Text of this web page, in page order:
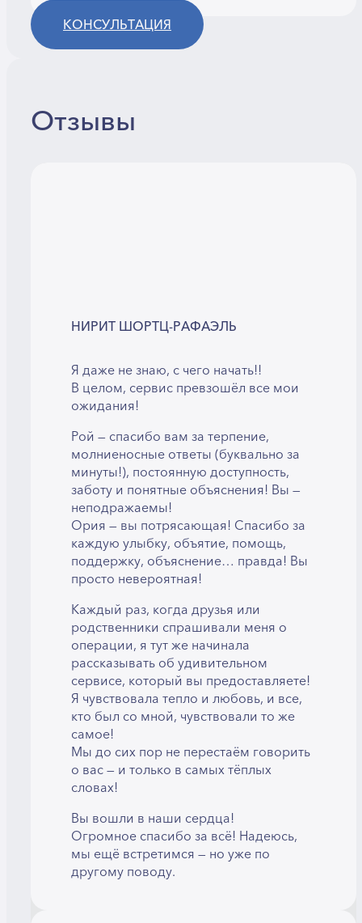
КОНСУЛЬТАЦИЯ
Отзывы
НИРИТ ШОРТЦ-РАФАЭЛЬ
Я даже не знаю, с чего начать!!
В целом, сервис превзошёл все мои
ожидания!
Рой — спасибо вам за терпение,
молниеносные ответы (буквально за
минуты!), постоянную доступность,
заботу и понятные объяснения! Вы —
неподражаемы!
Ория — вы потрясающая! Спасибо за
каждую улыбку, объятие, помощь,
поддержку, объяснение… правда! Вы
просто невероятная!
Каждый раз, когда друзья или
родственники спрашивали меня о
операции, я тут же начинала
рассказывать об удивительном
сервисе, который вы предоставляете!
Я чувствовала тепло и любовь, и все,
кто был со мной, чувствовали то же
самое!
Мы до сих пор не перестаём говорить
о вас — и только в самых тёплых
словах!
Вы вошли в наши сердца!
Огромное спасибо за всё! Надеюсь,
мы ещё встретимся — но уже по
другому поводу.